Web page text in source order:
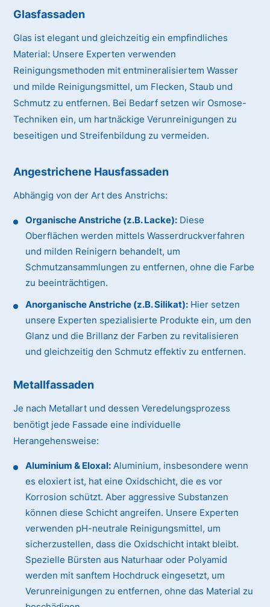
Glasfassaden
Glas ist elegant und gleichzeitig ein empfindliches
Material: Unsere Experten verwenden
Reinigungsmethoden mit entmineralisiertem Wasser
und milde Reinigungsmittel, um Flecken, Staub und
Schmutz zu entfernen. Bei Bedarf setzen wir Osmose-
Techniken ein, um hartnäckige Verunreinigungen zu
beseitigen und Streifenbildung zu vermeiden.
Angestrichene Hausfassaden
Abhängig von der Art des Anstrichs:
Organische Anstriche (z.B. Lacke): Diese
Oberflächen werden mittels Wasserdruckverfahren
und milden Reinigern behandelt, um
Schmutzansammlungen zu entfernen, ohne die Farbe
zu beeinträchtigen.
Anorganische Anstriche (z.B. Silikat): Hier setzen
unsere Experten spezialisierte Produkte ein, um den
Glanz und die Brillanz der Farben zu revitalisieren
und gleichzeitig den Schmutz effektiv zu entfernen.
Metallfassaden
Je nach Metallart und dessen Veredelungsprozess
benötigt jede Fassade eine individuelle
Herangehensweise:
Aluminium & Eloxal: Aluminium, insbesondere wenn
es eloxiert ist, hat eine Oxidschicht, die es vor
Korrosion schützt. Aber aggressive Substanzen
können diese Schicht angreifen. Unsere Experten
verwenden pH-neutrale Reinigungsmittel, um
sicherzustellen, dass die Oxidschicht intakt bleibt.
Spezielle Bürsten aus Naturhaar oder Polyamid
werden mit sanftem Hochdruck eingesetzt, um
Verunreinigungen zu entfernen, ohne das Material zu